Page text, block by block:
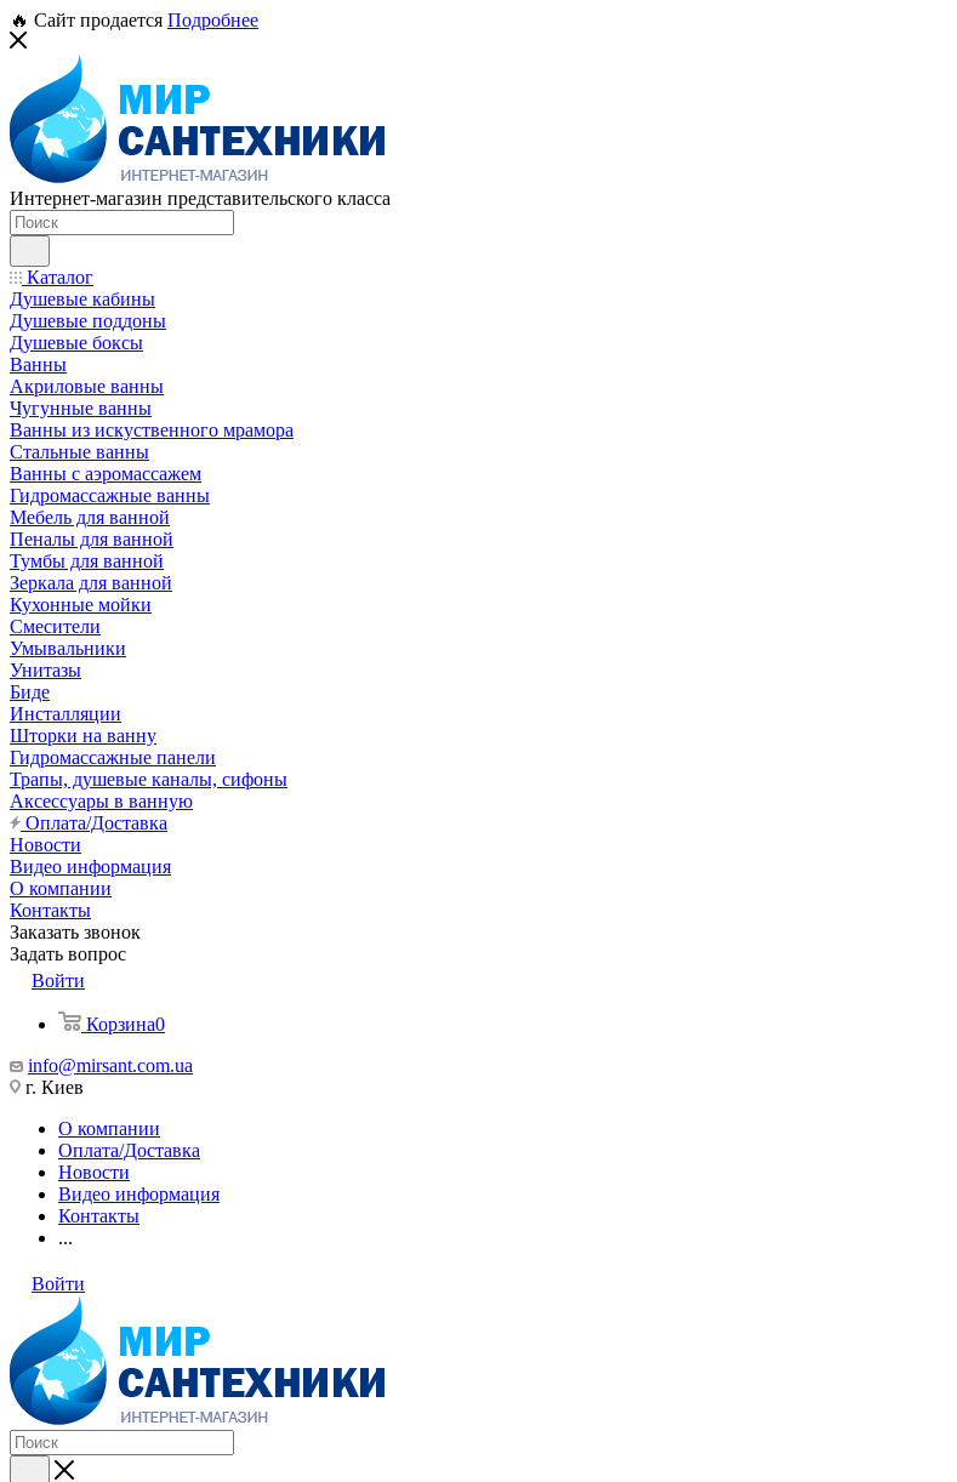
🔥 Сайт продается Подробнее
Интернет-магазин представительского класса
Каталог
Душевые кабины
Душевые поддоны
Душевые боксы
Ванны
Акриловые ванны
Чугунные ванны
Ванны из искуственного мрамора
Стальные ванны
Ванны с аэромассажем
Гидромассажные ванны
Мебель для ванной
Пеналы для ванной
Тумбы для ванной
Зеркала для ванной
Кухонные мойки
Смесители
Умывальники
Унитазы
Биде
Инсталляции
Шторки на ванну
Гидромассажные панели
Трапы, душевые каналы, сифоны
Аксессуары в ванную
Оплата/Доставка
Новости
Видео информация
О компании
Контакты
Заказать звонок
Задать вопрос
Войти
Корзина0
info@mirsant.com.ua
г. Киев
О компании
Оплата/Доставка
Новости
Видео информация
Контакты
...
Войти